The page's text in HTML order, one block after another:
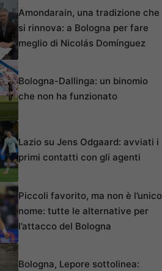
Amondarain, una tradizione che
si rinnova: a Bologna per fare
meglio di Nicolás Domínguez
Bologna-Dallinga: un binomio
che non ha funzionato
Lazio su Jens Odgaard: avviati i
primi contatti con gli agenti
Piccoli favorito, ma non è l’unico
nome: tutte le alternative per
l’attacco del Bologna
Bologna, Lepore sottolinea: